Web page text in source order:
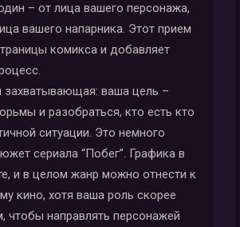
– от лица вашего персонажа,
вашего напарника. Этот прием
комикса и добавляет
захватывающая: ваша цель –
и разобраться, кто есть кто
ситуации. Это немного
сериала “Побег”. Графика в
и в целом жанр можно отнести к
кино, хотя ваша роль скорее
чтобы направлять персонажей